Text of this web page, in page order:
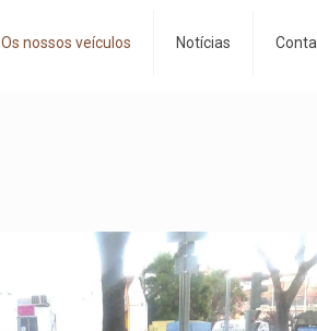
Os nossos veículos Notícias